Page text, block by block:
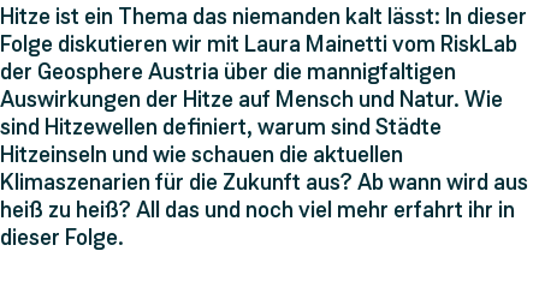
Hitze ist ein Thema das niemanden kalt lässt: In dieser
Folge diskutieren wir mit Laura Mainetti vom RiskLab
der Geosphere Austria über die mannigfaltigen
Auswirkungen der Hitze auf Mensch und Natur. Wie
sind Hitzewellen definiert, warum sind Städte
Hitzeinseln und wie schauen die aktuellen
Klimaszenarien für die Zukunft aus? Ab wann wird aus
heiß zu heiß? All das und noch viel mehr erfahrt ihr in
dieser Folge.